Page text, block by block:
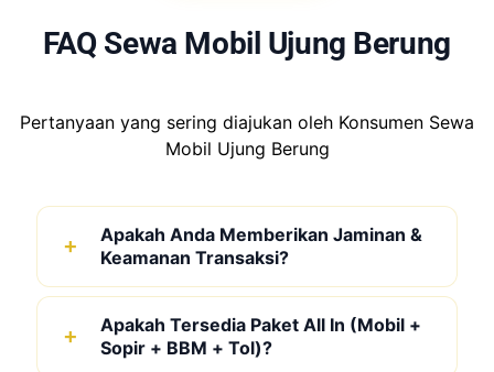
FAQ Sewa Mobil Ujung Berung
Pertanyaan yang sering diajukan oleh Konsumen Sewa
Mobil Ujung Berung
Apakah Anda Memberikan Jaminan &
Keamanan Transaksi?
Apakah Tersedia Paket All In (Mobil +
Sopir + BBM + Tol)?